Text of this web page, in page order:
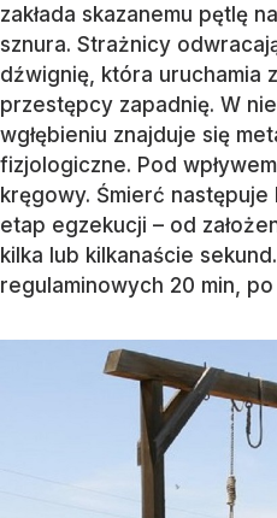
zakłada skazanemu pętlę
sznura. Strażnicy
dźwignię, która uruchamia
przestępcy zapadnię. W
wgłębieniu znajduje się
fizjologiczne. Pod
kręgowy. Śmierć następuje
etap egzekucji – od
kilka lub kilkanaście
regulaminowych 20 min,